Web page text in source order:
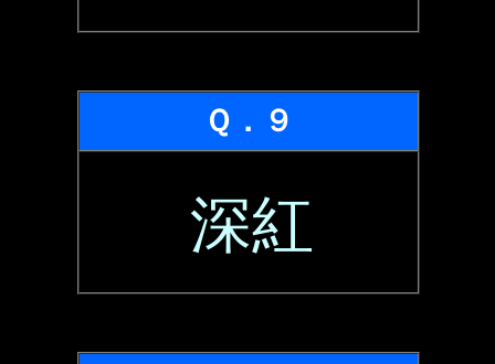
Ｑ．９
深紅